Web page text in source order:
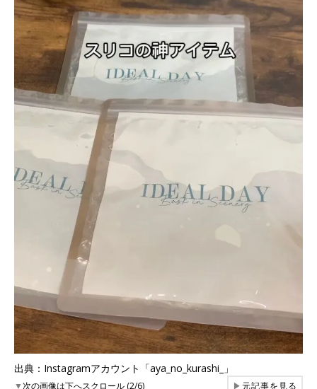
出典：Instagramアカウント「aya_no_kurashi_」
▼次の画像は下へスクロール (2/6) ▶元記事を見る